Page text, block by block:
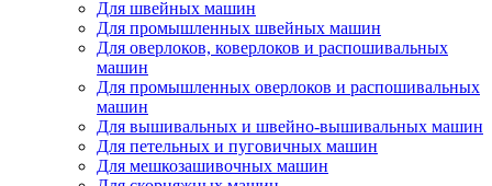
Для швейных машин
Для промышленных швейных машин
Для оверлоков, коверлоков и распошивальных
машин
Для промышленных оверлоков и распошивальных
машин
Для вышивальных и швейно-вышивальных машин
Для петельных и пуговичных машин
Для мешкозашивочных машин